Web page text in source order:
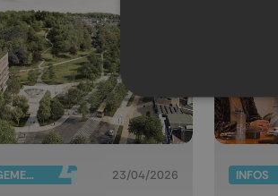
»
AMÉNAGEMENT DU TERRITOIRE 23/04/2026 INFOS